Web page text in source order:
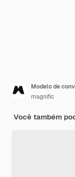
Modelo de
magnific
Você também